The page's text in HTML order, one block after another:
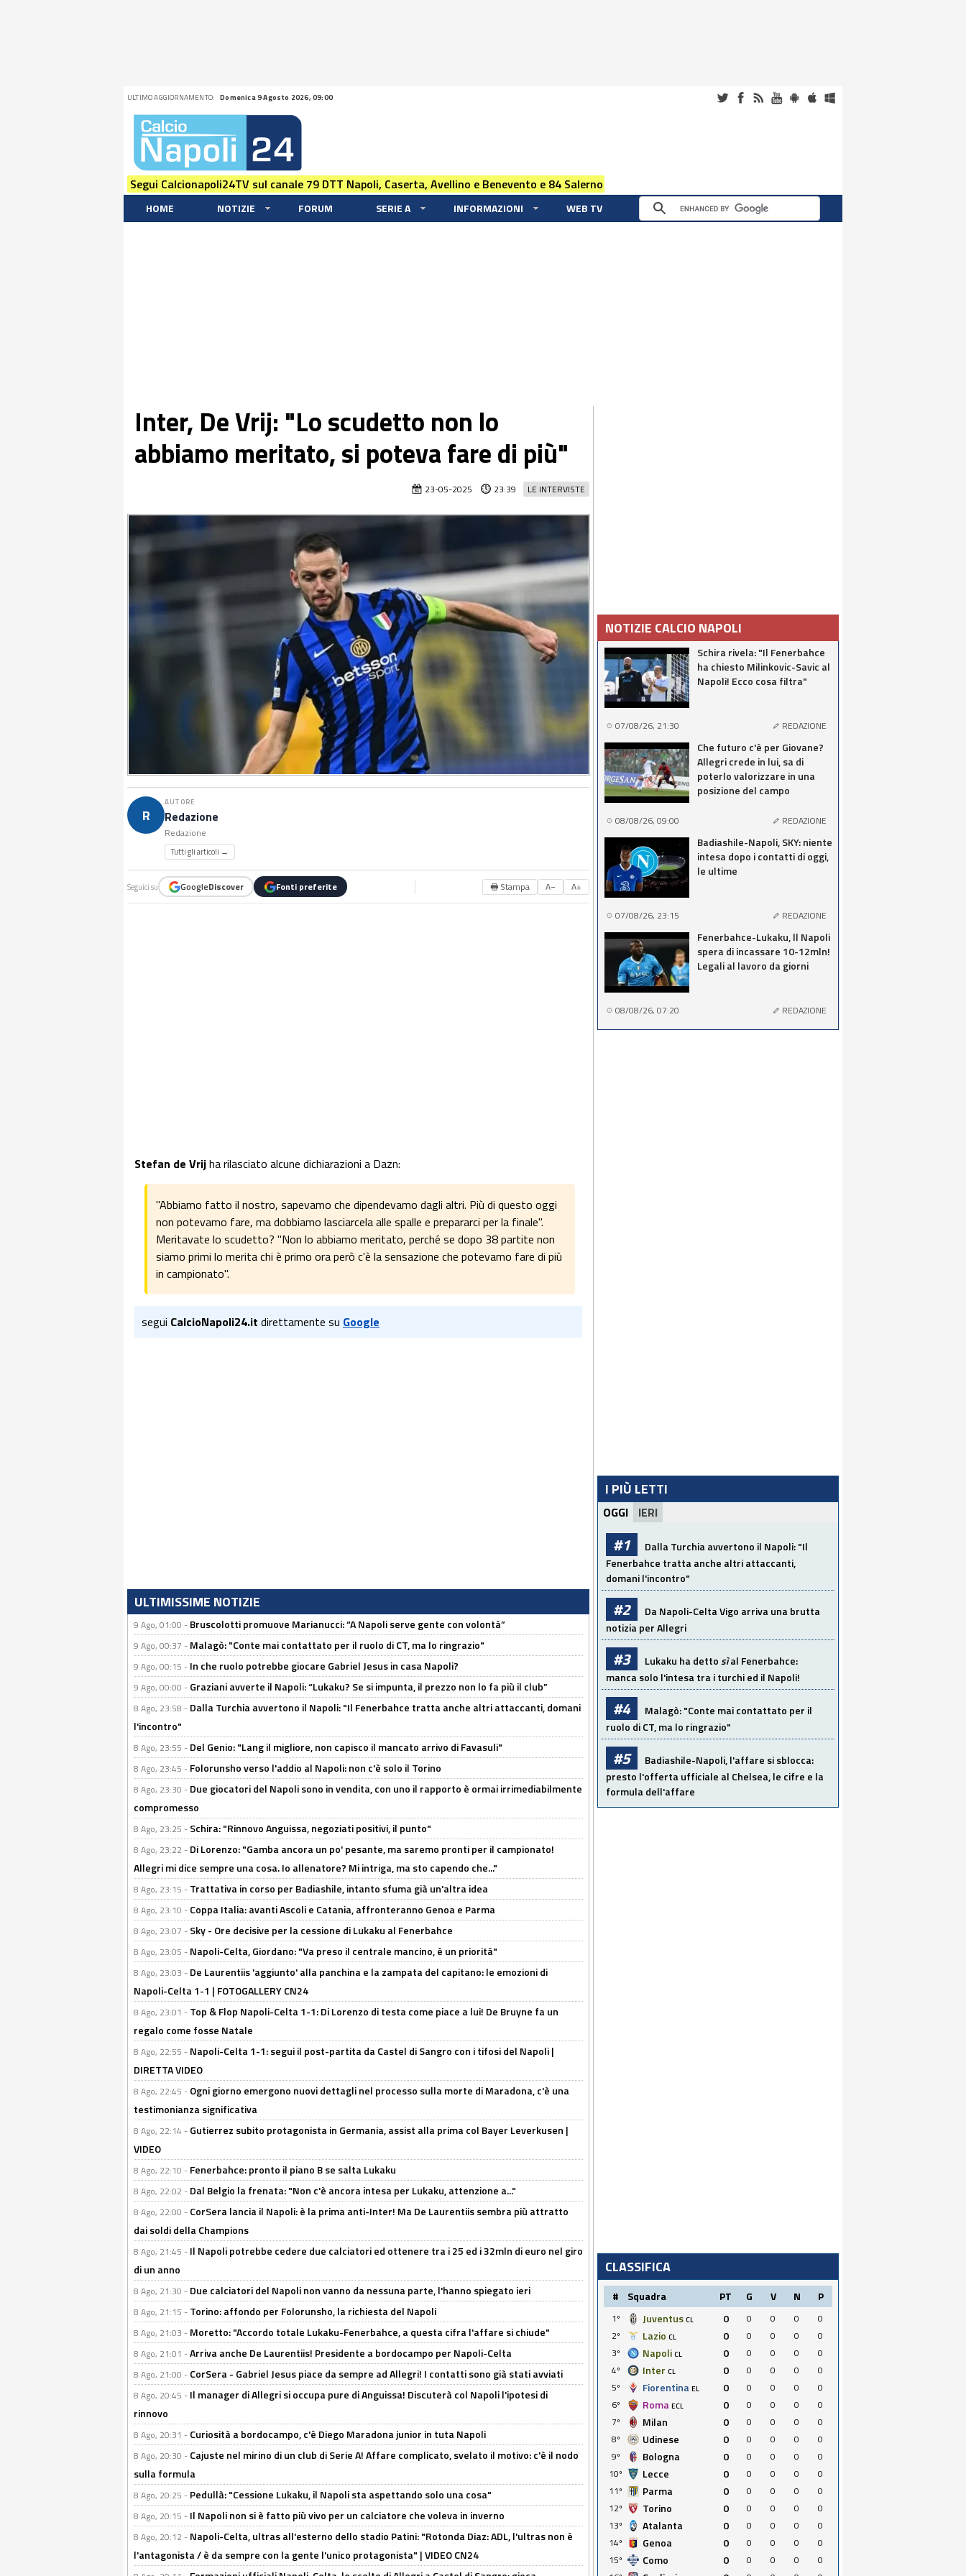
ULTIMO AGGIORNAMENTO: Domenica 9 Agosto 2026, 09:00
Segui Calcionapoli24TV sul canale 79 DTT Napoli, Caserta, Avellino e Benevento e 84 Salerno
HOME NOTIZIE FORUM SERIE A INFORMAZIONI WEB TV
Inter, De Vrij: "Lo scudetto non lo
abbiamo meritato, si poteva fare di più"
LE INTERVISTE
23-05-2025 23:39
R
AUTORE
Redazione
Redazione
Tutti gli articoli →
Seguici su GoogleDiscover Fonti preferite 🖶 Stampa A− A+
Stefan de Vrijha rilasciato alcune dichiarazioni a Dazn:
"Abbiamo fatto il nostro, sapevamo che dipendevamo dagli altri. Più di questo oggi
non potevamo fare, ma dobbiamo lasciarcela alle spalle e prepararci per la finale".
Meritavate lo scudetto? "Non lo abbiamo meritato, perché se dopo 38 partite non
siamo primi lo merita chi è primo ora però c'è la sensazione che potevamo fare di più
in campionato".
segui CalcioNapoli24.it direttamente su Google
ULTIMISSIME NOTIZIE
9 Ago, 01:00 - Bruscolotti promuove Marianucci: “A Napoli serve gente con volontà”
9 Ago, 00:37 - Malagò: "Conte mai contattato per il ruolo di CT, ma lo ringrazio"
9 Ago, 00:15 - In che ruolo potrebbe giocare Gabriel Jesus in casa Napoli?
9 Ago, 00:00 - Graziani avverte il Napoli: “Lukaku? Se si impunta, il prezzo non lo fa più il club”
8 Ago, 23:58 - Dalla Turchia avvertono il Napoli: "Il Fenerbahce tratta anche altri attaccanti, domani
l'incontro"
8 Ago, 23:55 - Del Genio: "Lang il migliore, non capisco il mancato arrivo di Favasuli"
8 Ago, 23:45 - Folorunsho verso l'addio al Napoli: non c'è solo il Torino
8 Ago, 23:30 - Due giocatori del Napoli sono in vendita, con uno il rapporto è ormai irrimediabilmente
compromesso
8 Ago, 23:25 - Schira: "Rinnovo Anguissa, negoziati positivi, il punto"
8 Ago, 23:22 - Di Lorenzo: "Gamba ancora un po' pesante, ma saremo pronti per il campionato!
Allegri mi dice sempre una cosa. Io allenatore? Mi intriga, ma sto capendo che..."
8 Ago, 23:15 - Trattativa in corso per Badiashile, intanto sfuma già un'altra idea
8 Ago, 23:10 - Coppa Italia: avanti Ascoli e Catania, affronteranno Genoa e Parma
8 Ago, 23:07 - Sky - Ore decisive per la cessione di Lukaku al Fenerbahce
8 Ago, 23:05 - Napoli-Celta, Giordano: "Va preso il centrale mancino, è un priorità"
8 Ago, 23:03 - De Laurentiis 'aggiunto' alla panchina e la zampata del capitano: le emozioni di
Napoli-Celta 1-1 | FOTOGALLERY CN24
8 Ago, 23:01 - Top & Flop Napoli-Celta 1-1: Di Lorenzo di testa come piace a lui! De Bruyne fa un
regalo come fosse Natale
8 Ago, 22:55 - Napoli-Celta 1-1: segui il post-partita da Castel di Sangro con i tifosi del Napoli |
DIRETTA VIDEO
8 Ago, 22:45 - Ogni giorno emergono nuovi dettagli nel processo sulla morte di Maradona, c'è una
testimonianza significativa
8 Ago, 22:14 - Gutierrez subito protagonista in Germania, assist alla prima col Bayer Leverkusen |
VIDEO
8 Ago, 22:10 - Fenerbahce: pronto il piano B se salta Lukaku
8 Ago, 22:02 - Dal Belgio la frenata: "Non c'è ancora intesa per Lukaku, attenzione a..."
8 Ago, 22:00 - CorSera lancia il Napoli: è la prima anti-Inter! Ma De Laurentiis sembra più attratto
dai soldi della Champions
8 Ago, 21:45 - Il Napoli potrebbe cedere due calciatori ed ottenere tra i 25 ed i 32mln di euro nel giro
di un anno
8 Ago, 21:30 - Due calciatori del Napoli non vanno da nessuna parte, l'hanno spiegato ieri
8 Ago, 21:15 - Torino: affondo per Folorunsho, la richiesta del Napoli
8 Ago, 21:03 - Moretto: "Accordo totale Lukaku-Fenerbahce, a questa cifra l'affare si chiude"
8 Ago, 21:01 -Arriva anche De Laurentiis! Presidente a bordocampo per Napoli-Celta
8 Ago, 21:00 - CorSera - Gabriel Jesus piace da sempre ad Allegri! I contatti sono già stati avviati
8 Ago, 20:45 - Il manager di Allegri si occupa pure di Anguissa! Discuterà col Napoli l'ipotesi di
rinnovo
8 Ago, 20:31 - Curiosità a bordocampo, c'è Diego Maradona junior in tuta Napoli
8 Ago, 20:30 - Cajuste nel mirino di un club di Serie A! Affare complicato, svelato il motivo: c'è il nodo
sulla formula
8 Ago, 20:25 - Pedullà: "Cessione Lukaku, il Napoli sta aspettando solo una cosa"
8 Ago, 20:15 - Il Napoli non si è fatto più vivo per un calciatore che voleva in inverno
8 Ago, 20:12 - Napoli-Celta, ultras all'esterno dello stadio Patini: "Rotonda Diaz: ADL, l'ultras non è
l'antagonista / è da sempre con la gente l'unico protagonista" | VIDEO CN24
NOTIZIE CALCIO NAPOLI
Schira rivela: "Il Fenerbahce
ha chiesto Milinkovic-Savic al
Napoli! Ecco cosa filtra"
07/08/26, 21:30 REDAZIONE
Che futuro c'è per Giovane?
Allegri crede in lui, sa di
poterlo valorizzare in una
posizione del campo
08/08/26, 09:00 REDAZIONE
Badiashile-Napoli, SKY: niente
intesa dopo i contatti di oggi,
le ultime
07/08/26, 23:15 REDAZIONE
Fenerbahce-Lukaku, ll Napoli
spera di incassare 10-12mln!
Legali al lavoro da giorni
08/08/26, 07:20 REDAZIONE
I PIÙ LETTI
OGGI IERI
#1
Dalla Turchia avvertono il Napoli: "Il
Fenerbahce tratta anche altri attaccanti,
domani l'incontro"
#2
Da Napoli-Celta Vigo arriva una brutta
notizia per Allegri
#3 Lukaku ha dettosìal Fenerbahce:
manca solo l'intesa tra i turchi ed il Napoli!
#4
Malagò: "Conte mai contattato per il
ruolo di CT, ma lo ringrazio"
#5
Badiashile-Napoli, l'affare si sblocca:
presto l'offerta ufficiale al Chelsea, le cifre e la
formula dell'affare
CLASSIFICA
# Squadra PT G V N P
1º Juventus CL 0 0 0 0
0
2º
Lazio CL 0 0 0 0
0
3º
Napoli CL 0 0 0 0
0
4º
Inter CL 0 0 0 0
0
5º
Fiorentina EL 0 0 0 0
0
6º
Roma ECL 0 0 0 0
0
7º
Milan 0 0 0 0
0
8º
Udinese 0 0 0 0
0
9º
Bologna 0 0 0 0
0
10º
Lecce 0 0 0 0
0
11º
Parma 0 0 0 0
0
12º
Torino 0 0 0 0
0
13º
Atalanta 0 0 0 0
0
14º
Genoa 0 0 0 0
0
15º
Como 0 0 0 0
0